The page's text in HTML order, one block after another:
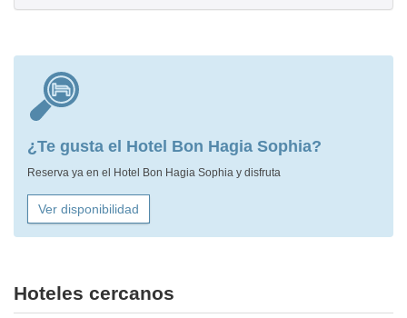
¿Te gusta el Hotel Bon Hagia Sophia?
Reserva ya en el Hotel Bon Hagia Sophia y disfruta
Ver disponibilidad
Hoteles cercanos